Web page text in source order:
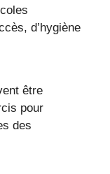
d’hygiène
être
pour
des